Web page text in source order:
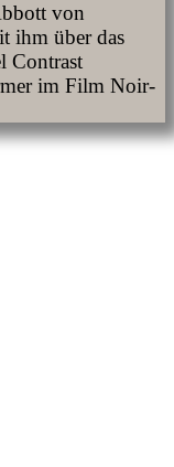
von
ihm über das
Contrast
im Film Noir-